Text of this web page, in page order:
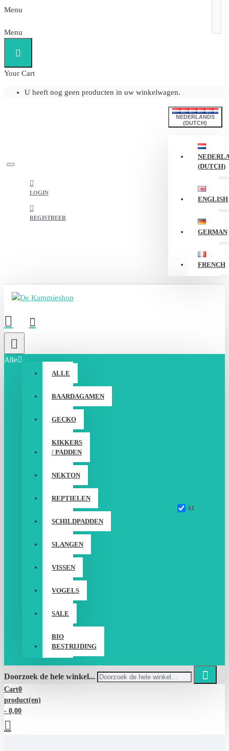
Menu
Menu
Your Cart
U heeft nog geen producten in uw winkelwagen.
LOGIN
REGISTREER
NEDERLANDS
(DUTCH)
(DUTCH)
ENGLISH
GERMAN
FRENCH
Alle
ALLE
BAARDAGAMEN
GECKO
KIKKERS
/ PADDEN
NEKTON
REPTIELEN
SCHILDPADDEN
SLANGEN
VISSEN
VOGELS
SALE
BIO
BESTRIJDING
Doorzoek de hele winkel...
AI
Cart0
product(en)
- 0,00